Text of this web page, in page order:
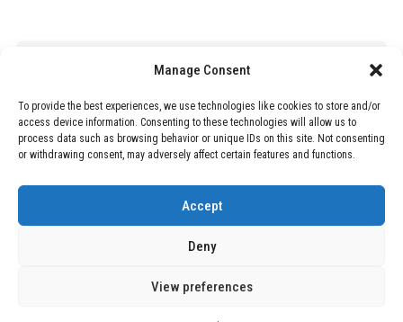
Manage Consent
To provide the best experiences, we use technologies like cookies to store and/or
access device information. Consenting to these technologies will allow us to
process data such as browsing behavior or unique IDs on this site. Not consenting
or withdrawing consent, may adversely affect certain features and functions.
Accept
Deny
View preferences